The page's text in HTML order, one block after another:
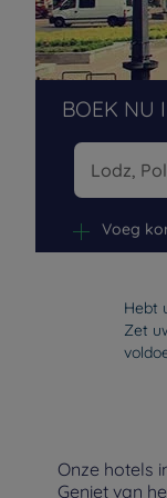
BOEK NU
Voeg
Hebt
Zet
Onze hotels
Geniet van